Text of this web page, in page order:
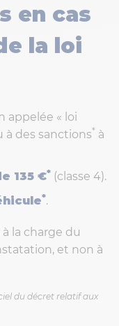
en cas
la loi
appelée « loi
à des sanctions* à
135 €* (classe 4).
*.
la charge du
et non à
du décret relatif aux